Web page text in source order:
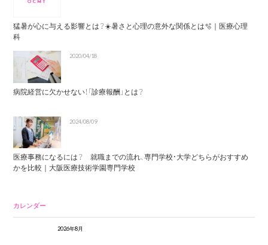
猛暑が心に与える影響とは？☀️暑さと心理の意外な関係とは🫧｜医療心理
科
2020/04/18
病院経営に欠かせない！「診療報酬」とは？
2024/08/09
医療事務になるには？ 就職までの流れ、専門学校・大学どちらがおすすめ
かを比較｜大阪医療技術学園専門学校
カレンダー
2026年8月